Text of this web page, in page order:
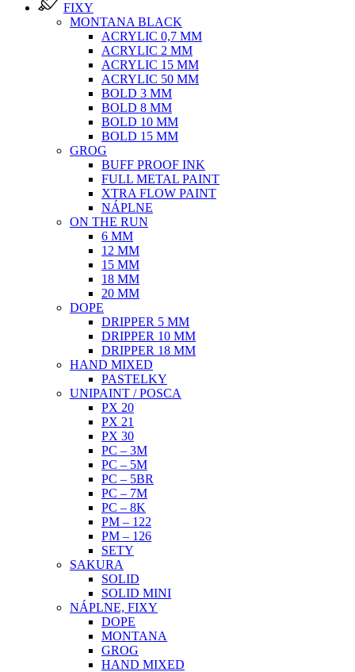
FIXY
MONTANA BLACK
ACRYLIC 0,7 MM
ACRYLIC 2 MM
ACRYLIC 15 MM
ACRYLIC 50 MM
BOLD 3 MM
BOLD 8 MM
BOLD 10 MM
BOLD 15 MM
GROG
BUFF PROOF INK
FULL METAL PAINT
XTRA FLOW PAINT
NÁPLNE
ON THE RUN
6 MM
12 MM
15 MM
18 MM
20 MM
DOPE
DRIPPER 5 MM
DRIPPER 10 MM
DRIPPER 18 MM
HAND MIXED
PASTELKY
UNIPAINT / POSCA
PX 20
PX 21
PX 30
PC – 3M
PC – 5M
PC – 5BR
PC – 7M
PC – 8K
PM – 122
PM – 126
SETY
SAKURA
SOLID
SOLID MINI
NÁPLNE, FIXY
DOPE
MONTANA
GROG
HAND MIXED